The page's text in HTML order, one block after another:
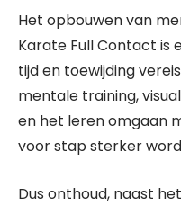
Het opbouwen van
Karate Full Contact is
tijd en toewijding
mentale training,
en het leren omgaan
voor stap sterker
Dus onthoud, naast